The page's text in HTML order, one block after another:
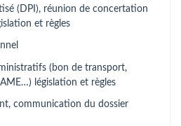
(DPI), réunion de concertation
et règles
(bon de transport,
législation et règles
du dossier